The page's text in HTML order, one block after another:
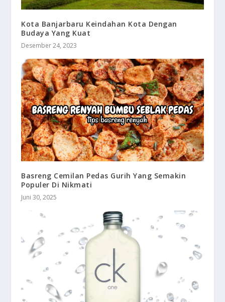
Kota Banjarbaru Keindahan Kota Dengan
Budaya Yang Kuat
Desember 24, 2023
Basreng Cemilan Pedas Gurih Yang Semakin
Populer Di Nikmati
Juni 30, 2025